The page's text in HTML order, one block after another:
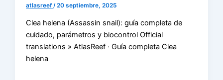
atlasreef /20 septiembre, 2025
Clea helena (Assassin snail): guía completa de
cuidado, parámetros y biocontrol Official
translations » AtlasReef · Guía completa Clea
helena